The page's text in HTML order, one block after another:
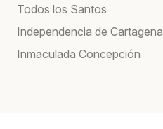
Todos los Santos
Independencia de Cartagena
Inmaculada Concepción